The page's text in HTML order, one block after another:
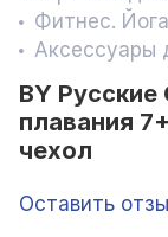
Фитнес.
Аксессуары
BY
плавания
чехол
Оставить